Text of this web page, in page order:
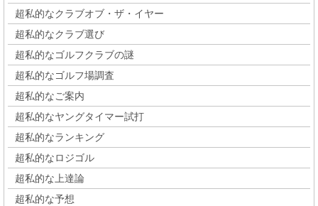
超私的なクラブオブ・ザ・イヤー
超私的なクラブ選び
超私的なゴルフクラブの謎
超私的なゴルフ場調査
超私的なご案内
超私的なヤングタイマー試打
超私的なランキング
超私的なロジゴル
超私的な上達論
超私的な予想